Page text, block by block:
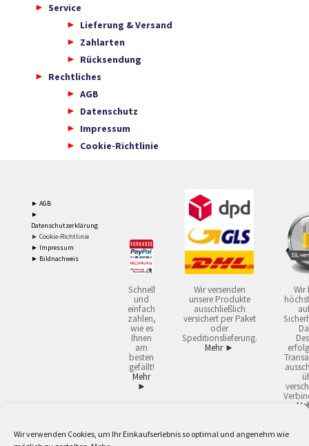
Wir verwenden Cookies, um Ihr Einkaufserlebnis so optimal und angenehm wie
Service
Lieferung & Versand
Zahlarten
Rücksendung
Rechtliches
AGB
Datenschutz
Impressum
Cookie-Richtlinie
► AGB
►
Datenschutzerklärung
► Cookie-Richtlinie
► Impressum
► Bildnachweis
Schnell
und
einfach
zahlen,
wie es
Ihnen
am
besten
gefällt!
Mehr
►
Wir versenden
unsere Produkte
ausschließlich
versichert per Paket
oder
Speditionslieferung.
Mehr ►
Wir
2 Lieferzeiten gelten mit Express-24.